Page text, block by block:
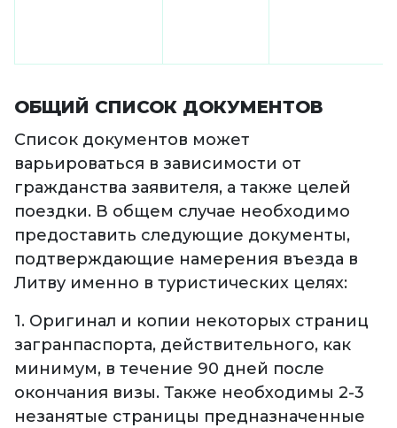
ОБЩИЙ СПИСОК ДОКУМЕНТОВ
Список документов может
варьироваться в зависимости от
гражданства заявителя, а также целей
поездки. В общем случае необходимо
предоставить следующие документы,
подтверждающие намерения въезда в
Литву именно в туристических целях:
1. Оригинал и копии некоторых страниц
загранпаспорта, действительного, как
минимум, в течение 90 дней после
окончания визы. Также необходимы 2-3
незанятые страницы предназначенные